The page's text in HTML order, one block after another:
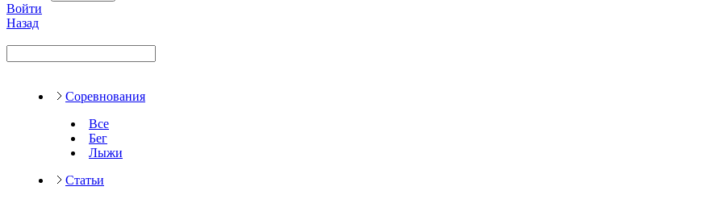
Войти
Назад
Соревнования
Все
Бег
Лыжи
Статьи